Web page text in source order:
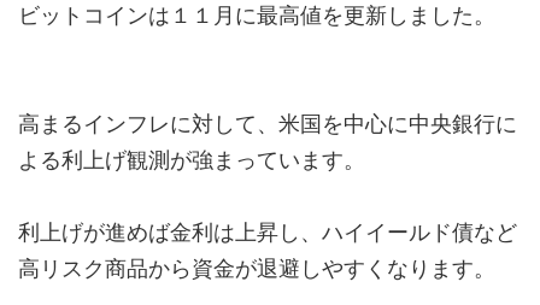
ビットコインは１１月に最高値を更新しました。
高まるインフレに対して、米国を中心に中央銀行に
よる利上げ観測が強まっています。
利上げが進めば金利は上昇し、ハイイールド債など
高リスク商品から資金が退避しやすくなります。